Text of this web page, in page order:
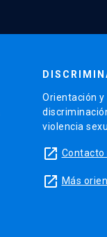
Orientación y
violencia
launch Contacto
launch Más